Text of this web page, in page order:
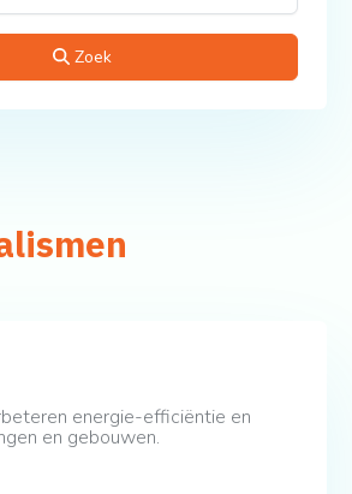
Zoek
energie-efficiëntie en
en gebouwen.